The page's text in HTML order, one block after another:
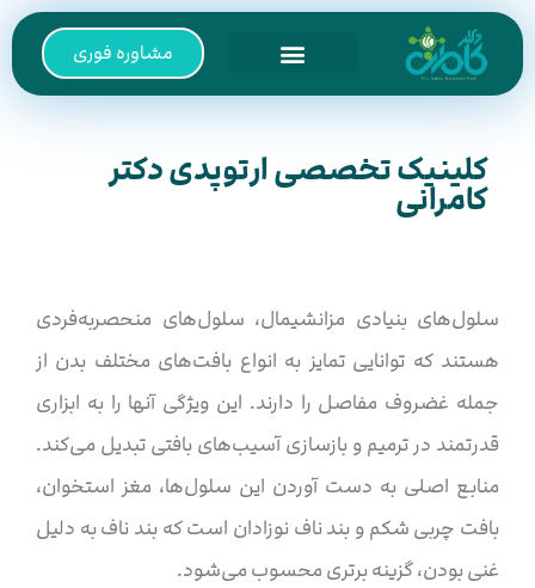
مشاوره فوری
کلینیک تخصصی ارتوپدی دکتر
کامرانی
سلول‌های بنیادی مزانشیمال، سلول‌های منحصربه‌فردی
هستند که توانایی تمایز به انواع بافت‌های مختلف بدن از
جمله غضروف مفاصل را دارند. این ویژگی آنها را به ابزاری
قدرتمند در ترمیم و بازسازی آسیب‌های بافتی تبدیل می‌کند.
منابع اصلی به دست آوردن این سلول‌ها، مغز استخوان،
بافت چربی شکم و بند ناف نوزادان است که بند ناف به دلیل
غنی بودن، گزینه برتری محسوب می‌شود.